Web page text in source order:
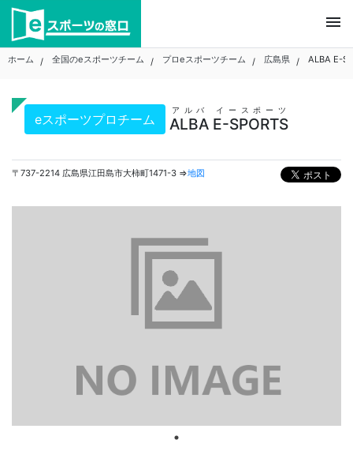
Skip
content
menu
ホーム 全国のeスポーツチーム プロeスポーツチーム 広島県 ALBA E-
eスポーツプロチーム ALBA E-SPORTS
アルバ イースポーツ
〒737-2214 広島県江田島市大柿町1471-3 ⇒地図